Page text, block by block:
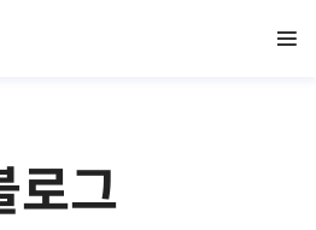
열기
로그